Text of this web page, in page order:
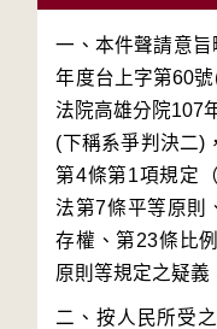
一、本件聲請意
年度台上字第60
法院高雄分院107
(下稱系爭判決二)
第4條第1項規定
法第7條平等原則
存權、第23條比
二、按人民所受